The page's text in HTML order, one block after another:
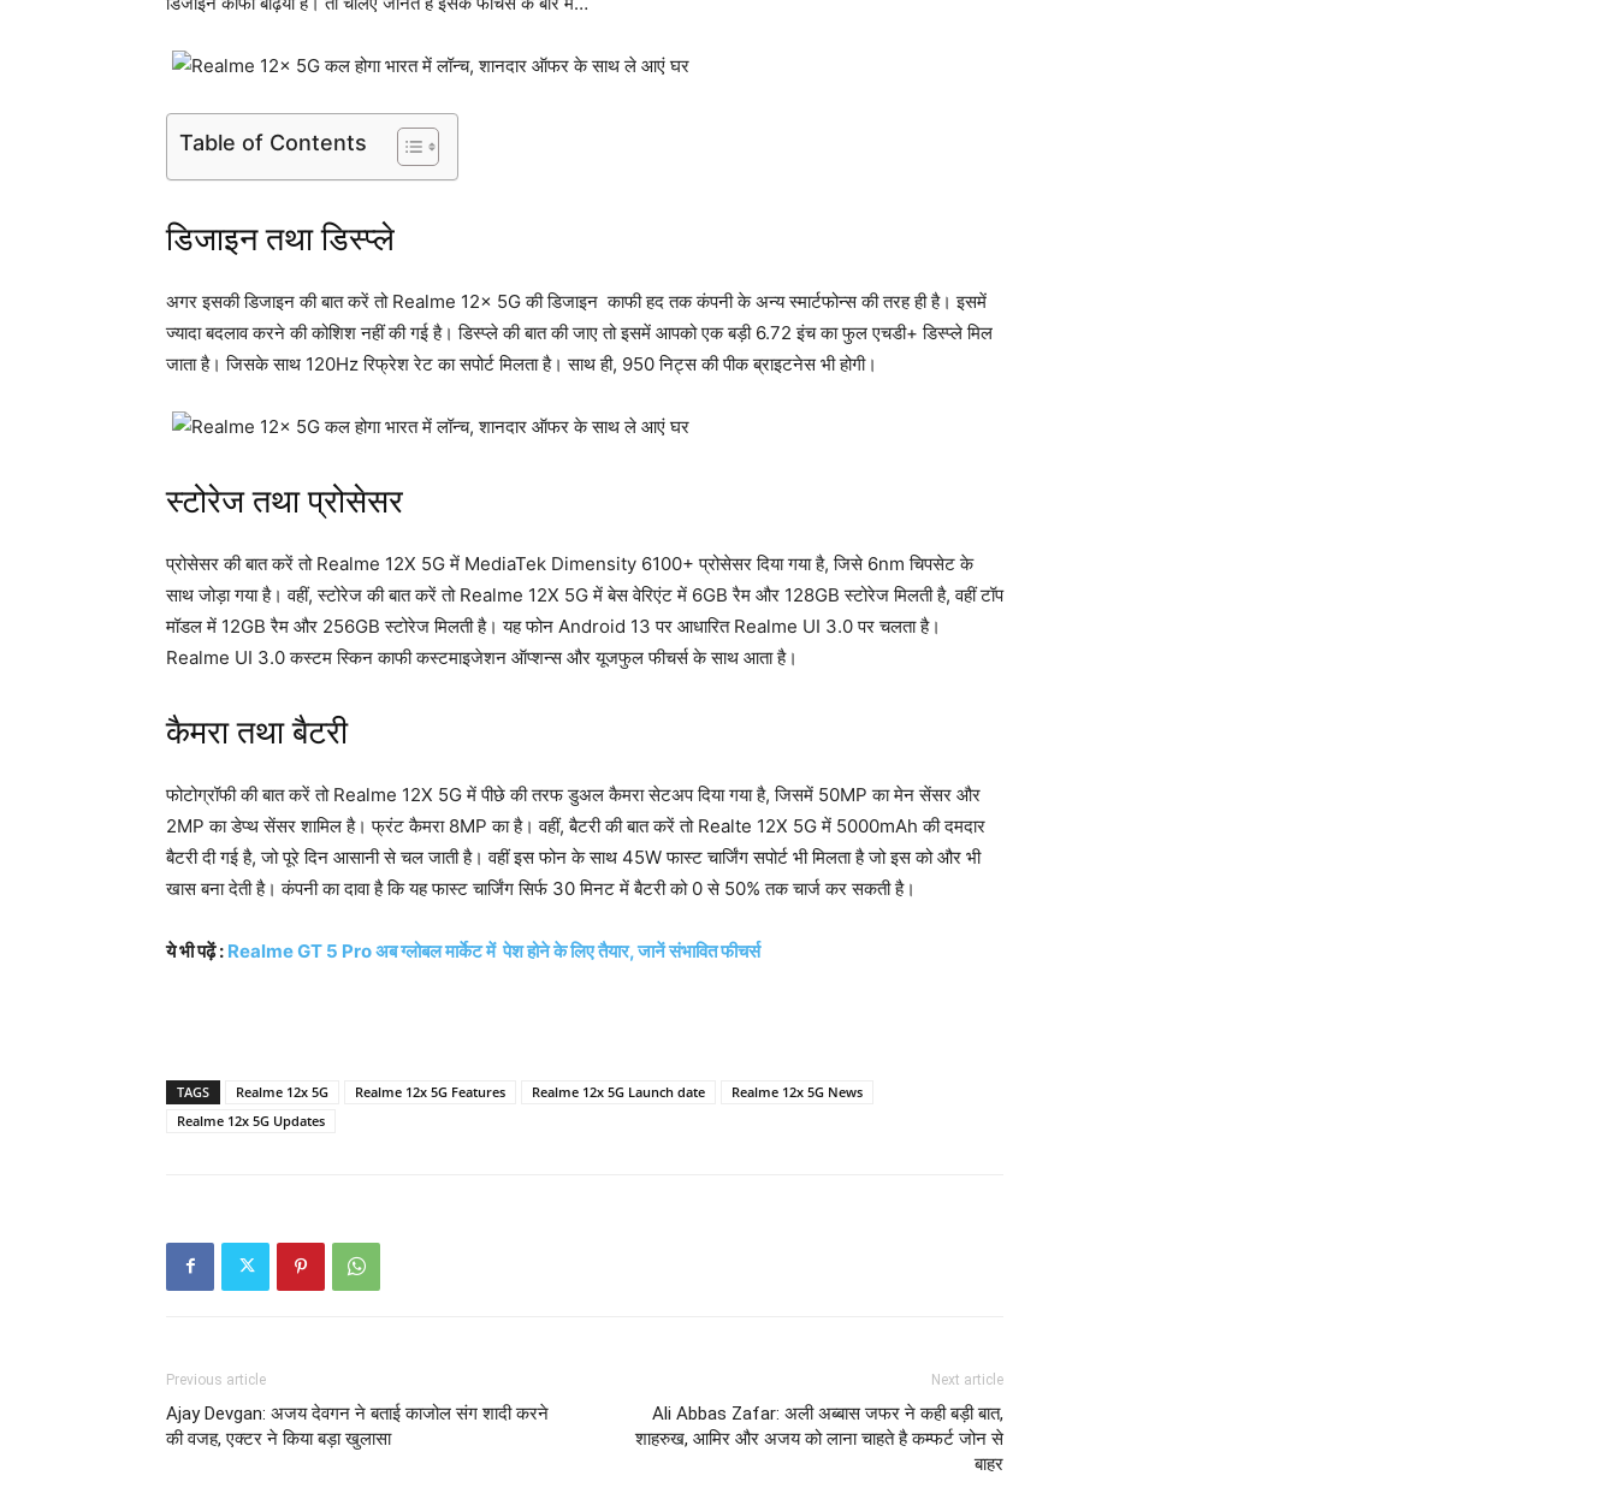
Table of Contents
डिजाइन तथा डिस्प्ले
अगर इसकी डिजाइन की बात करें तो Realme 12x 5G की डिजाइन काफी हद तक कंपनी के अन्य स्मार्टफोन्स की तरह ही है। इसमें
ज्यादा बदलाव करने की कोशिश नहीं की गई है। डिस्प्ले की बात की जाए तो इसमें आपको एक बड़ी 6.72 इंच का फुल एचडी+ डिस्प्ले मिल
जाता है। जिसके साथ 120Hz रिफ्रेश रेट का सपोर्ट मिलता है। साथ ही, 950 निट्स की पीक ब्राइटनेस भी होगी।
स्टोरेज तथा प्रोसेसर
प्रोसेसर की बात करें तो Realme 12X 5G में MediaTek Dimensity 6100+ प्रोसेसर दिया गया है, जिसे 6nm चिपसेट के
साथ जोड़ा गया है। वहीं, स्टोरेज की बात करें तो Realme 12X 5G में बेस वेरिएंट में 6GB रैम और 128GB स्टोरेज मिलती है, वहीं टॉप
मॉडल में 12GB रैम और 256GB स्टोरेज मिलती है। यह फोन Android 13 पर आधारित Realme UI 3.0 पर चलता है।
Realme UI 3.0 कस्टम स्किन काफी कस्टमाइजेशन ऑप्शन्स और यूजफुल फीचर्स के साथ आता है।
कैमरा तथा बैटरी
फोटोग्रॉफी की बात करें तो Realme 12X 5G में पीछे की तरफ डुअल कैमरा सेटअप दिया गया है, जिसमें 50MP का मेन सेंसर और
2MP का डेप्थ सेंसर शामिल है। फ्रंट कैमरा 8MP का है। वहीं, बैटरी की बात करें तो Realte 12X 5G में 5000mAh की दमदार
बैटरी दी गई है, जो पूरे दिन आसानी से चल जाती है। वहीं इस फोन के साथ 45W फास्ट चार्जिंग सपोर्ट भी मिलता है जो इस को और भी
खास बना देती है। कंपनी का दावा है कि यह फास्ट चार्जिंग सिर्फ 30 मिनट में बैटरी को 0 से 50% तक चार्ज कर सकती है।
ये भी पढ़ें : Realme GT 5 Pro अब ग्लोबल मार्केट में पेश होने के लिए तैयार, जानें संभावित फीचर्स
TAGS Realme 12x 5G Realme 12x 5G Features Realme 12x 5G Launch date
Realme 12x 5G News
Realme 12x 5G Updates
Previous article
Ajay Devgan: अजय देवगन ने बताई काजोल संग शादी करने
की वजह, एक्टर ने किया बड़ा खुलासा
Next article
Ali Abbas Zafar: अली अब्बास जफर ने कही बड़ी बात,
शाहरुख, आमिर और अजय को लाना चाहते है कम्फर्ट जोन से
बाहर